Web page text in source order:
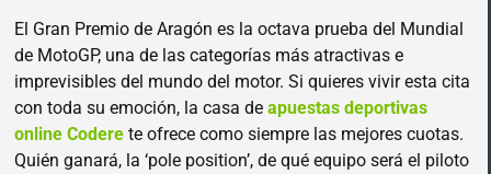
El Gran Premio de Aragón es la octava prueba del Mundial
de MotoGP, una de las categorías más atractivas e
imprevisibles del mundo del motor. Si quieres vivir esta cita
con toda su emoción, la casa de apuestas deportivas
online Codere te ofrece como siempre las mejores cuotas.
Quién ganará, la ‘pole position’, de qué equipo será el piloto